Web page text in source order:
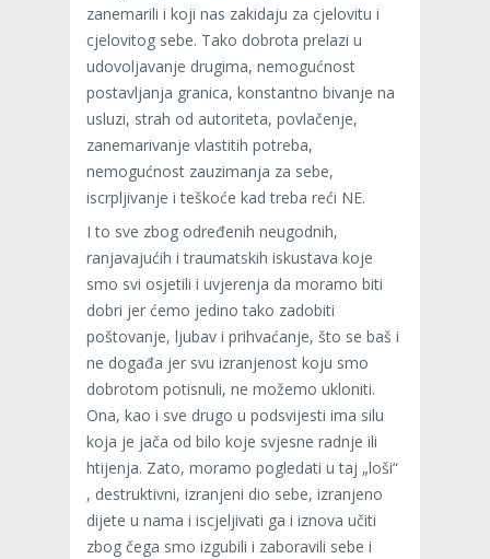
zanemarili i koji nas zakidaju za cjelovitu i
cjelovitog sebe. Tako dobrota prelazi u
udovoljavanje drugima, nemogućnost
postavljanja granica, konstantno bivanje na
usluzi, strah od autoriteta, povlačenje,
zanemarivanje vlastitih potreba,
nemogućnost zauzimanja za sebe,
iscrpljivanje i teškoće kad treba reći NE.
I to sve zbog određenih neugodnih,
ranjavajućih i traumatskih iskustava koje
smo svi osjetili i uvjerenja da moramo biti
dobri jer ćemo jedino tako zadobiti
poštovanje, ljubav i prihvaćanje, što se baš i
ne događa jer svu izranjenost koju smo
dobrotom potisnuli, ne možemo ukloniti.
Ona, kao i sve drugo u podsvijesti ima silu
koja je jača od bilo koje svjesne radnje ili
htijenja. Zato, moramo pogledati u taj „loši“
, destruktivni, izranjeni dio sebe, izranjeno
dijete u nama i iscjeljivati ga i iznova učiti
zbog čega smo izgubili i zaboravili sebe i